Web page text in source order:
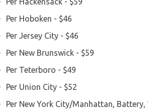
Per Hoboken - $46
Per Jersey City - $46
Per New Brunswick - $59
Per Teterboro - $49
Per Union City - $52
Per New York City/Manhattan, Battery,